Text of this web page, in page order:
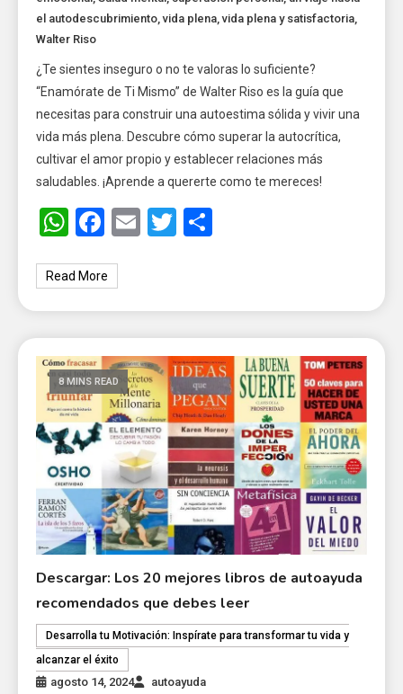
el autodescubrimiento,vida plena,vida plena y satisfactoria,
Walter Riso
¿Te sientes inseguro o no te valoras lo suficiente?
“Enamórate de Ti Mismo” de Walter Riso es la guía que
necesitas para construir una autoestima sólida y vivir una
vida más plena. Descubre cómo superar la autocrítica,
cultivar el amor propio y establecer relaciones más
saludables. ¡Aprende a quererte como te mereces!
WhatsApp
Facebook
EmailTwitter
Read More
8 MINS READ
Descargar: Los 20 mejores libros de autoayuda
recomendados que debes leer
Desarrolla tu Motivación: Inspírate para transformar tu vida y
alcanzar el éxito
agosto 14, 2024
autoayuda